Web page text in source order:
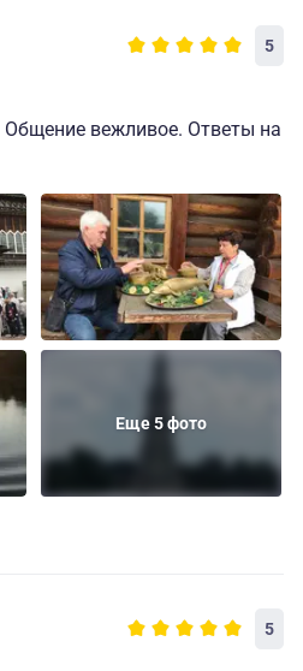
5
вежливое. Ответы на
Еще 5 фото
5